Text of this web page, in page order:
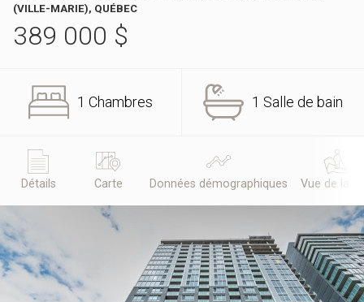
(VILLE-MARIE), QUÉBEC
389 000 $
1 Chambres 1 Salle de bain
Détails Carte Données démographiques Vue de la